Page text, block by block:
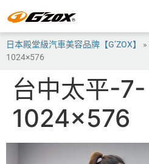
日本殿堂級汽車美容品牌【G’ZOX】 »
1024×576
台中太平-7-
1024×576